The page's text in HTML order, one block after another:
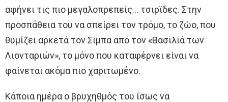
αφήνει τις πιο μεγαλοπρεπείς… τσιρϊδες. Στην
προσπάθεια του να σπείρει τον τρόμο, το ζώο, που
θυμίζει αρκετά τον Σϊμπα από τον «Βασιλιά των
Λιονταριών», το μόνο που καταφέρνει είναι να
φαίνεται ακόμα πιο χαριτωμένο.
Κάποια ημέρα ο βρυχηθμός του ίσως να